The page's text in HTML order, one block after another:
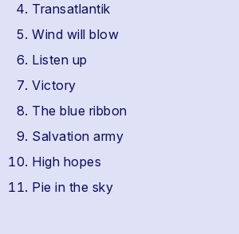
Transatlantik
Wind will blow
Listen up
Victory
The blue ribbon
Salvation army
High hopes
Pie in the sky